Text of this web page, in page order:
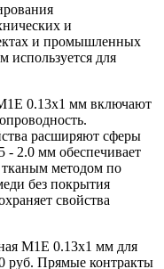
и
и промышленных
используется для
0.13х1 мм включают
расширяют сферы
- 2.0 мм обеспечивает
тканым методом по
без покрытия
свойства
М1Е 0.13х1 мм для
руб. Прямые контракты